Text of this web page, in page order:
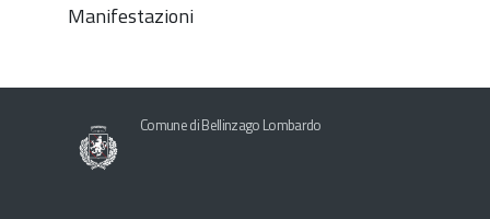
Manifestazioni
Comune di Bellinzago Lombardo